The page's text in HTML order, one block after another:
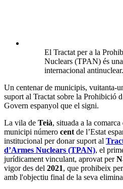
El Tractat per a la
Nuclears (TPAN) és
internacional
Un centenar de municipis, vuitanta-
suport al Tractat sobre la Prohibició
Govern espanyol que el signi.
La vila de Teià, situada a la
municipi número cent de l’Estat
institucional per donar suport al
d’Armes Nuclears (TPAN), el
jurídicament vinculant, aprovat per
vigor des del 2021, que prohibeix
amb l'objectiu final de la seva